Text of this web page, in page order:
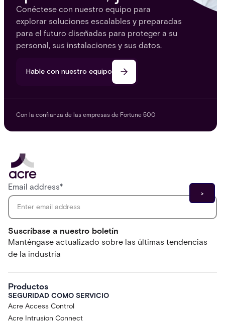
Conéctese con nuestro equipo para
explorar soluciones escalables y preparadas
para el futuro diseñadas para proteger a su
personal, sus instalaciones y sus datos.
Hable con nuestro equipo
Con la confianza de las empresas de Fortune 500
Suscríbase a nuestro boletín
Manténgase actualizado sobre las últimas tendencias
de la industria
Email address*
Productos
SEGURIDAD COMO SERVICIO
Acre Access Control
Acre Intrusion Connect